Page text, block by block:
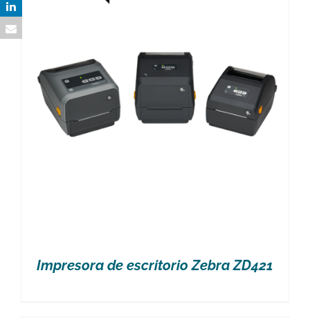
Impresora de escritorio Zebra ZD421